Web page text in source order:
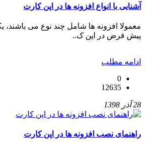
آشنایی با انواع افزونه ها در اپن کارت
معمولا افزونه ها شامل چند نوع می باشند،
پیش فرض در اپن ک..
ادامه مطلب
0
12635
28 آذر 1398
راهنمای نصب افزونه ها در اپن کارت